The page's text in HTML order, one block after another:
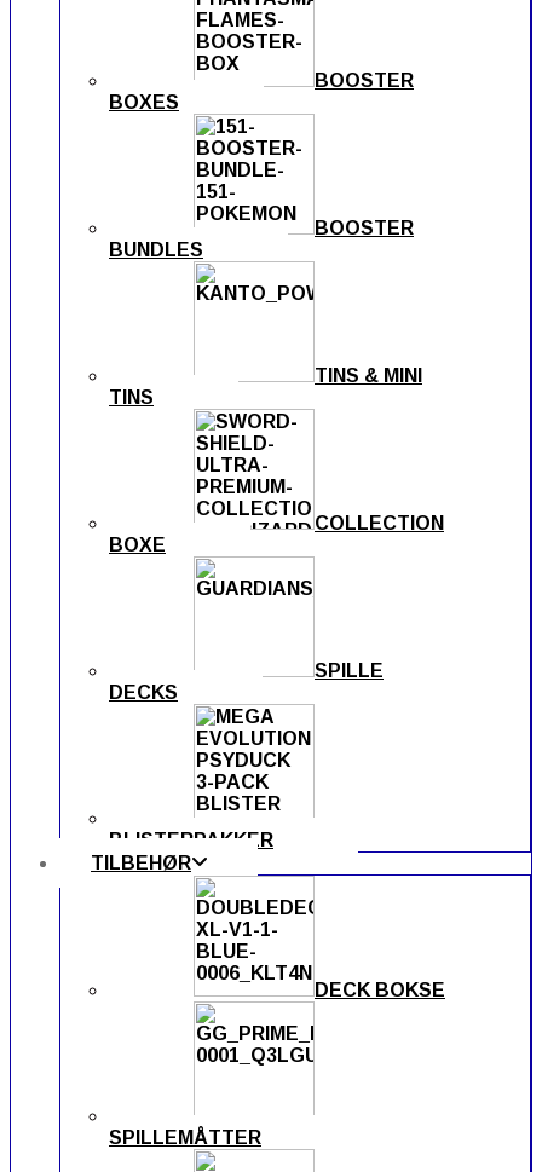
BOOSTER
BOXES
BOOSTER
BUNDLES
TINS & MINI
TINS
COLLECTION
BOXE
SPILLE
DECKS
BLISTERPAKKER
TILBEHØR
DECK BOKSE
SPILLEMÅTTER